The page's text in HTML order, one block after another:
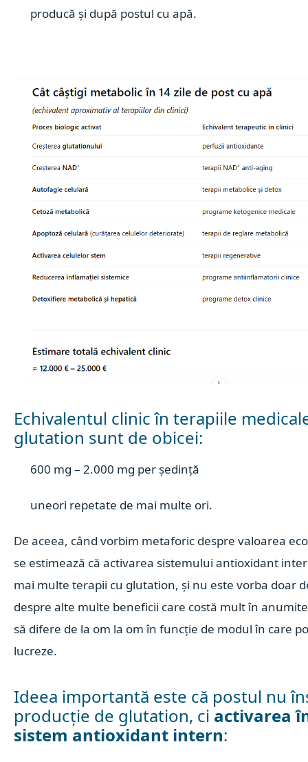
producă și după postul cu apă.
Echivalentul clinic în terapiile
glutation sunt de obicei:
600 mg – 2.000 mg per ședință
uneori repetate de mai multe ori.
De aceea, când vorbim metaforic despre valoarea
se estimează că activarea sistemului antioxidant
mai multe terapii cu glutation, și nu este vorba doar
despre alte multe beneficii care costă mult în
să difere de la om la om în funcție de modul în care
lucreze.
Ideea importantă este că postul nu
producție de glutation, ci activarea
sistem antioxidant intern: